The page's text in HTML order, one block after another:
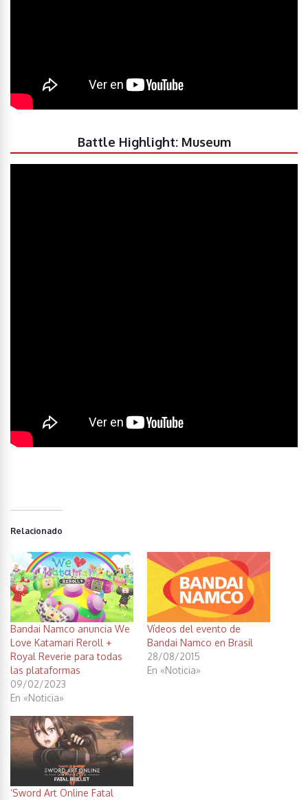
Battle Highlight: Museum
Relacionado
Bandai Namco anuncia We
Love Katamari Reroll +
Royal Reverie para todas
las plataformas
09/02/2023
En «Noticia»
Vídeos del evento de
Bandai Namco en Brasil
28/08/2015
En «Noticia»
‘Sword Art Online Fatal